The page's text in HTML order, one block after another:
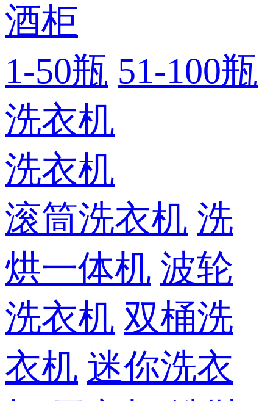
酒柜
1-50瓶 51-100瓶
洗衣机
洗衣机
滚筒洗衣机 洗
烘一体机 波轮
洗衣机 双桶洗
衣机 迷你洗衣